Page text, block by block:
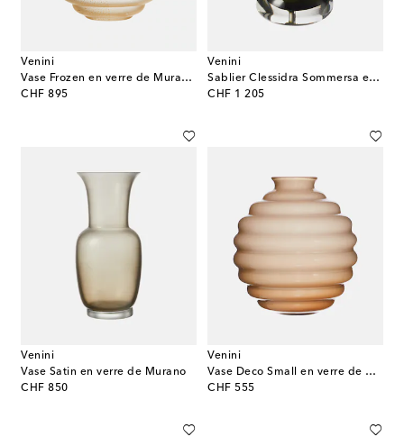
Venini
Vase Frozen en verre de Murano par Napoleone Martinuzzi
CHF 895
original price
Venini
Sablier Clessidra Sommersa en verre de Murano
CHF 1 205
original price
Venini
Vase Satin en verre de Murano
CHF 850
original price
Venini
Vase Deco Small en verre de Murano par Napoleone Martinuzzi
CHF 555
original price